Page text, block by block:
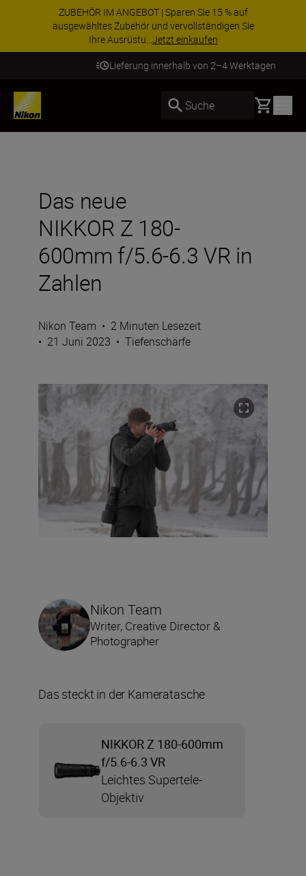
ZUBEHÖR IM ANGEBOT | Sparen Sie 15 % auf
ausgewähltes Zubehör und vervollständigen Sie
Ihre Ausrüstu...Jetzt einkaufen
Lieferung innerhalb von 2–4 Werktagen
Suche Basket
Das neue
NIKKOR Z 180-
600mm f/5.6-6.3 VR in
Zahlen
Nikon Team • 2 Minuten Lesezeit
• 21 Juni 2023 • Tiefenschärfe
Nikon Team
Writer, Creative Director &
Photographer
Das steckt in der Kameratasche
NIKKOR Z 180-600mm
f/5.6-6.3 VR
Leichtes Supertele-
Objektiv